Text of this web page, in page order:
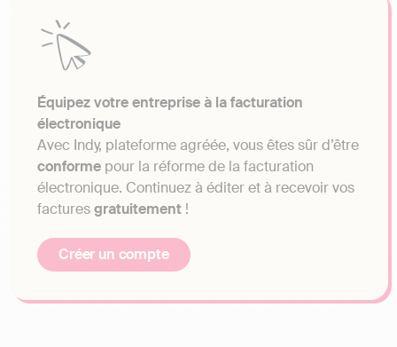
Équipez votre entreprise à la facturation
électronique
Avec Indy, plateforme agréée, vous êtes sûr d’être
conforme pour la réforme de la facturation
électronique. Continuez à éditer et à recevoir vos
facturesgratuitement !
Créer un compte